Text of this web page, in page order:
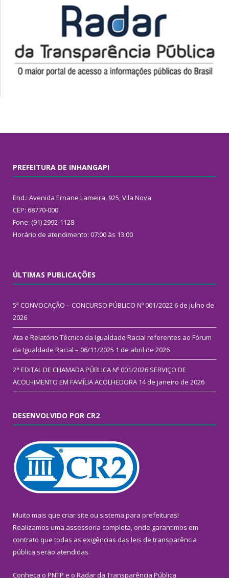
PREFEITURA DE INHANGAPI
End.: Avenida Ernane Lameira, 925, Vila Nova
CEP: 68770-000
Fone: (91) 2992-1128
Horário de atendimento: 07:00 às 13:00
ÚLTIMAS PUBLICAÇÕES
5ª CONVOCAÇÃO – CONCURSO PÚBLICO Nº 001/2022 6 de julho de
2026
Ata e Relatório Técnico da Igualdade Racial referentes ao Fórum
da Igualdade Racial – 06/11/2025 1 de abril de 2026
2° EDITAL DE CHAMADA PÚBLICA Nº 001/2026 SERVIÇO DE
ACOLHIMENTO EM FAMÍLIA ACOLHEDORA 14 de janeiro de 2026
DESENVOLVIDO POR CR2
Muito mais que criar site ou sistema para prefeituras!
Realizamos uma assessoria completa, onde garantimos em
contrato que todas as exigências das leis de transparência
pública serão atendidas.
Conheça o PNTP e o Radar da Transparência Pública